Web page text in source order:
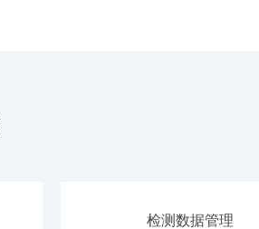
检测数据管理